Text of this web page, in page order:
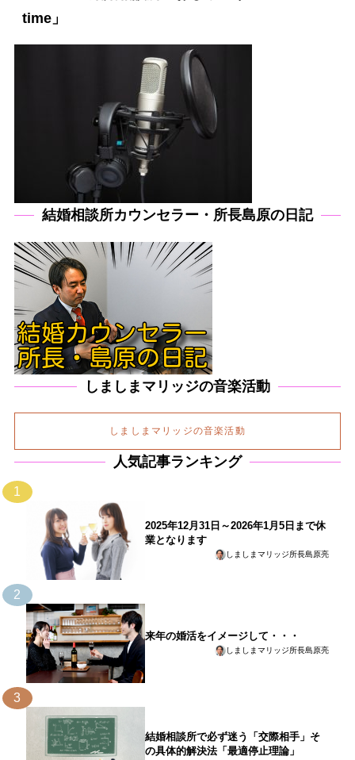
time」
結婚相談所カウンセラー・所長島原の日記
しましまマリッジの音楽活動
しましまマリッジの音楽活動
人気記事ランキング
1
2025年12月31日～2026年1月5日まで休
業となります
しましまマリッジ所長島原亮
2
来年の婚活をイメージして・・・
しましまマリッジ所長島原亮
3
結婚相談所で必ず迷う「交際相手」そ
の具体的解決法「最適停止理論」